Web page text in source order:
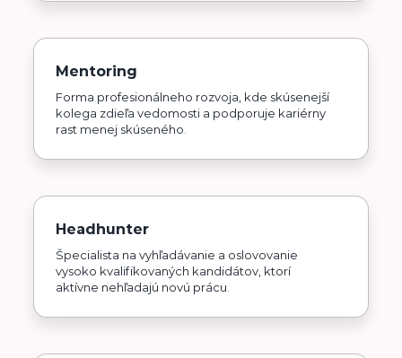
Mentoring
Forma profesionálneho rozvoja, kde skúsenejší
kolega zdieľa vedomosti a podporuje kariérny
rast menej skúseného.
Headhunter
Špecialista na vyhľadávanie a oslovovanie
vysoko kvalifikovaných kandidátov, ktorí
aktívne nehľadajú novú prácu.